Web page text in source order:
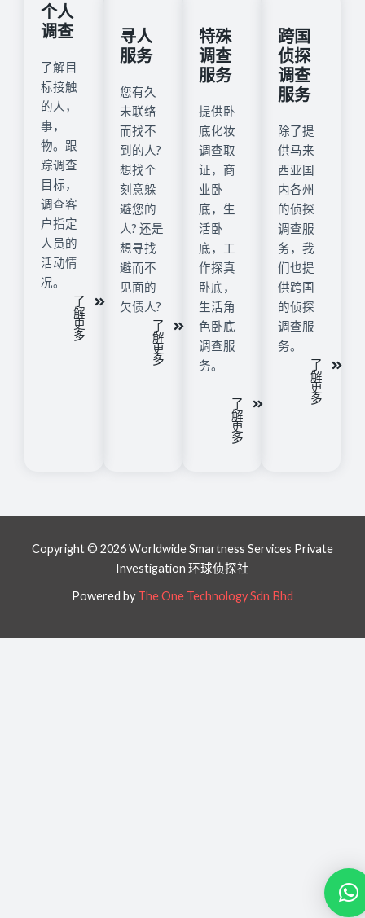
个人
调查
了解目
标接触
的人，
事，
物。跟
踪调查
目标，
调查客
户指定
人员的
活动情
况。
了
解
更
多
寻人
服务
您有久
未联络
而找不
到的人?
想找个
刻意躲
避您的
人? 还是
想寻找
避而不
见面的
欠债人?
了
解
更
多
特殊
调查
服务
提供卧
底化妆
调查取
证，商
业卧
底，生
活卧
底，工
作探真
卧底，
生活角
色卧底
调查服
务。
了
解
更
多
跨国
侦探
调查
服务
除了提
供马来
西亚国
内各州
的侦探
调查服
务，我
们也提
供跨国
的侦探
调查服
务。
了
解
更
多
Copyright © 2026 Worldwide Smartness Services Private
Investigation 环球侦探社
Powered byThe One Technology Sdn Bhd